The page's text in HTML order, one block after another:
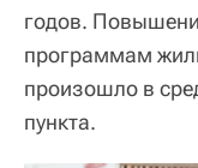
годов.
программам
произошло в
пункта.